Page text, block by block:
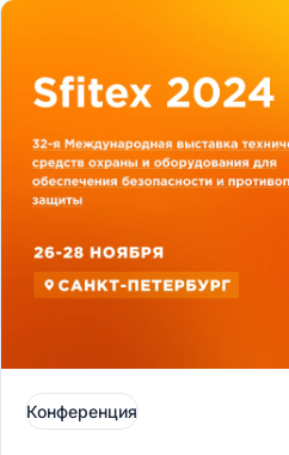
Конференция